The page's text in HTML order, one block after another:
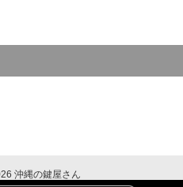
沖縄の鍵屋さん